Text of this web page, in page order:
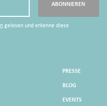
gelesen und erkenne diese
ABONNIEREN
PRESSE
BLOG
EVENTS